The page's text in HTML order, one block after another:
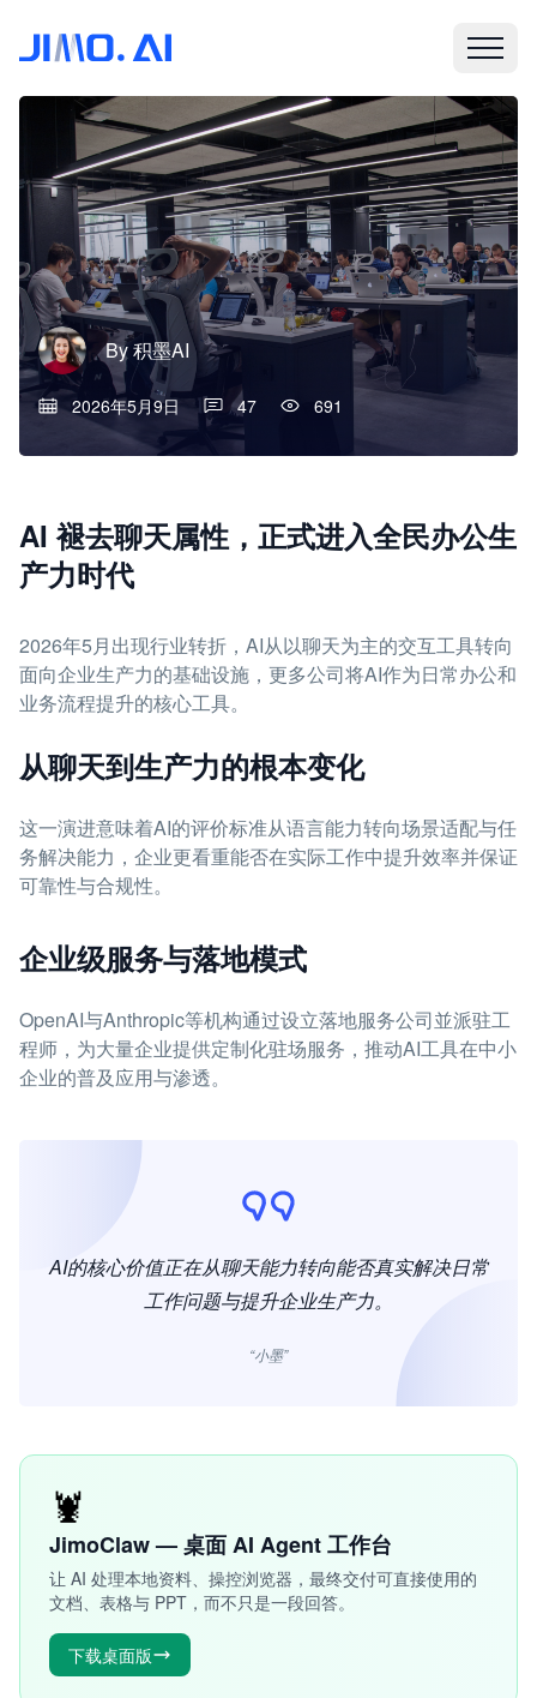
By积墨AI
2026年5月9日 47 691
AI 褪去聊天属性，正式进入全民办公生
产力时代
2026年5月出现行业转折，AI从以聊天为主的交互工具转向
面向企业生产力的基础设施，更多公司将AI作为日常办公和
业务流程提升的核心工具。
从聊天到生产力的根本变化
这一演进意味着AI的评价标准从语言能力转向场景适配与任
务解决能力，企业更看重能否在实际工作中提升效率并保证
可靠性与合规性。
企业级服务与落地模式
OpenAI与Anthropic等机构通过设立落地服务公司並派驻工
程师，为大量企业提供定制化驻场服务，推动AI工具在中小
企业的普及应用与渗透。
AI的核心价值正在从聊天能力转向能否真实解决日常
工作问题与提升企业生产力。
“小墨”
🦞
JimoClaw — 桌面 AI Agent 工作台
让 AI 处理本地资料、操控浏览器，最终交付可直接使用的
文档、表格与 PPT，而不只是一段回答。
下载桌面版